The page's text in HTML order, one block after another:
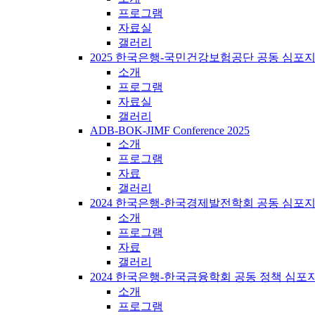
프로그램
자료실
갤러리
2025 한국은행-국민건강보험공단 공동 심포
소개
프로그램
자료실
갤러리
ADB-BOK-JIMF Conference 2025
소개
프로그램
자료
갤러리
2024 한국은행-한국경제발전학회 공동 심포
소개
프로그램
자료
갤러리
2024 한국은행-한국금융학회 공동 정책 심포
소개
프로그램